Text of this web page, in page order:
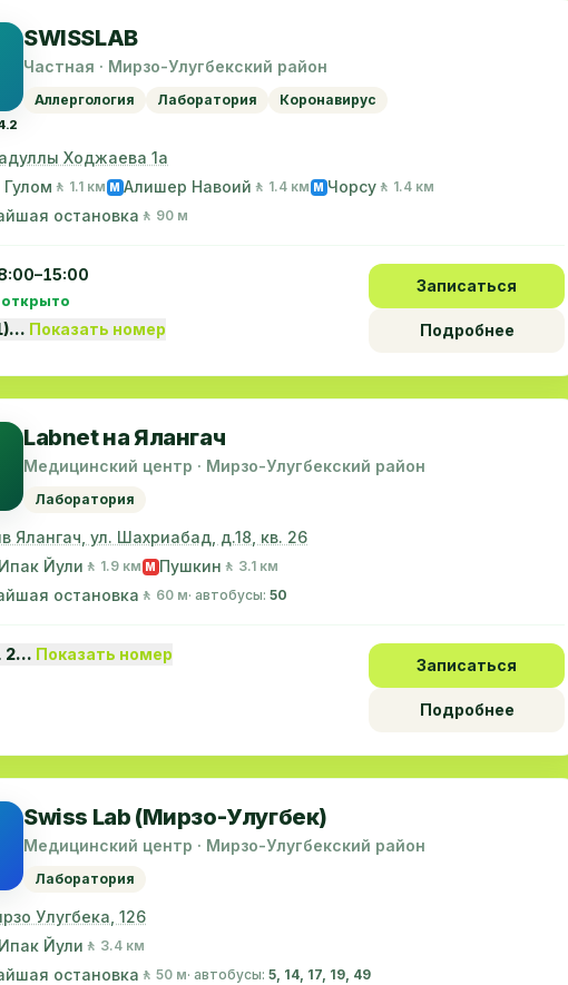
SWISSLAB
Частная · Мирзо-Улугбекский район
Аллергология Лаборатория Коронавирус
Ходжаева 1a
Гулом 🚶 1.1 км M Алишер Навоий 🚶 1.4 км M Чорсу 🚶 1.4 км
остановка 🚶 90 м
открыто
Показать номер
Записаться
Подробнее
Labnet на Ялангач
Медицинский центр · Мирзо-Улугбекский район
Лаборатория
Ялангач, ул. Шахриабад, д.18, кв. 26
Йули 🚶 1.9 км M Пушкин 🚶 3.1 км
остановка 🚶 60 м· автобусы: 50
2… Показать номер
Записаться
Подробнее
Swiss Lab (Мирзо-Улугбек)
Медицинский центр · Мирзо-Улугбекский район
Лаборатория
Улугбека, 126
Йули 🚶 3.4 км
остановка 🚶 50 м· автобусы: 5, 14, 17, 19, 49